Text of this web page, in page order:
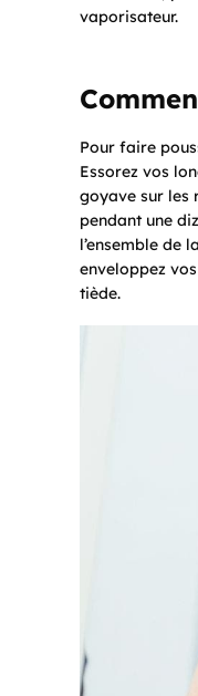
vaporisateur.
Pour faire
Essorez vos
goyave sur les
pendant une
l’ensemble de
enveloppez
tiède.